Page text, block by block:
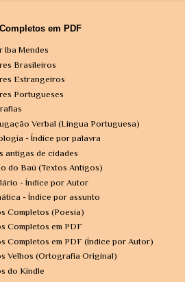
em PDF
Iba Mendes
Brasileiros
Estrangeiros
Portugueses
Verbal (Língua Portuguesa)
- Índice por palavra
antigas de cidades
do Baú (Textos Antigos)
- Índice por Autor
- Índice por assunto
Completos (Poesia)
Completos em PDF
Completos em PDF (Índice por Autor)
Velhos (Ortografia Original)
do Kindle